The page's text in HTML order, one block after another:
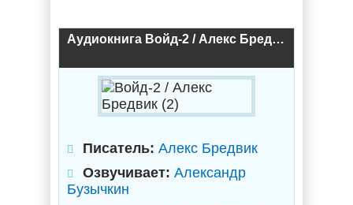
Аудиокнига Войд-2 / Алекс Бредвик (2)
Писатель: Алекс Бредвик
Озвучивает: Александр
Бузычкин